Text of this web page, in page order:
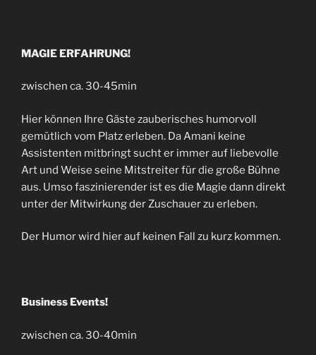
MAGIE ERFAHRUNG!
zwischen ca. 30-45min
Hier können Ihre Gäste zauberisches humorvoll
gemütlich vom Platz erleben. Da Amani keine
Assistenten mitbringt sucht er immer auf liebevolle
Art und Weise seine Mitstreiter für die große Bühne
aus. Umso faszinierender ist es die Magie dann direkt
unter der Mitwirkung der Zuschauer zu erleben.
Der Humor wird hier auf keinen Fall zu kurz kommen.
Business Events!
zwischen ca. 30-40min